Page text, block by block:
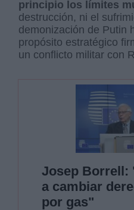
principio los límites
destrucción, ni el
demonización de Putin
propósito estratégico
un conflicto militar con
Josep Borrell:
a cambiar
por gas"